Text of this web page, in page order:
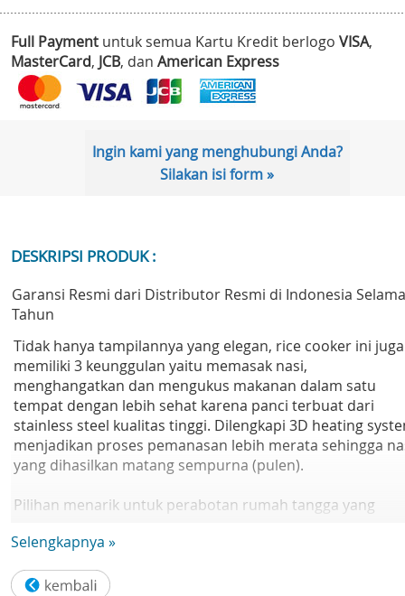
Full Payment untuk semua Kartu Kredit berlogo VISA,
MasterCard, JCB, dan American Express
Ingin kami yang menghubungi Anda?
Silakan isi form »
DESKRIPSI PRODUK :
Garansi Resmi dari Distributor Resmi di Indonesia
Tahun
Tidak hanya tampilannya yang elegan, rice cooker ini juga
memiliki 3 keunggulan yaitu memasak nasi,
menghangatkan dan mengukus makanan dalam satu
tempat dengan lebih sehat karena panci terbuat dari
stainless steel kualitas tinggi. Dilengkapi 3D heating
menjadikan proses pemanasan lebih merata sehingga
yang dihasilkan matang sempurna (pulen).
Pilihan menarik untuk perabotan rumah tangga yang
Magic Com 1.2 Liter 350 Watt Merah – MRJ109MS yang
pas untuk kebutuhan keluarga tercinta.
Selengkapnya »